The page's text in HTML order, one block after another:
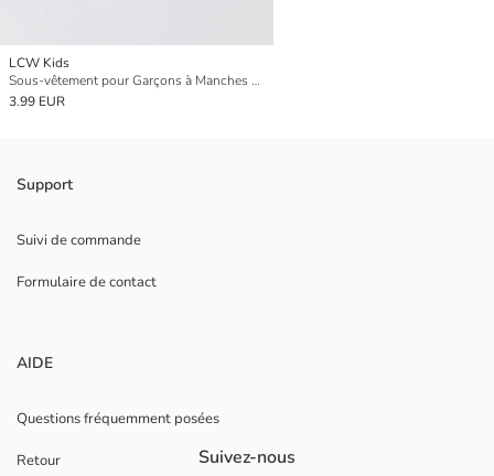
LCW Kids
Sous-vêtement pour Garçons à Manches Longues et Col Rond
3.99 EUR
Support
Suivi de commande
Formulaire de contact
AIDE
Questions fréquemment posées
Retour Suivez-nous